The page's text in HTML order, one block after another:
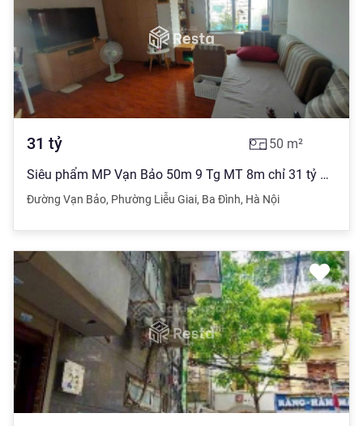
31 tỷ 50 m²
Siêu phẩm MP Vạn Bảo 50m 9 Tg MT 8m chỉ 31 tỷ KD sầm uất lô góc ôtô full nội thất chờ thang máy.
Đường Vạn Bảo, Phường Liễu Giai, Ba Đình, Hà Nội